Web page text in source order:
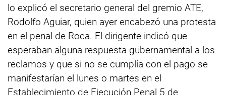
lo explicó el secretario general del gremio ATE,
Rodolfo Aguiar, quien ayer encabezó una protesta
en el penal de Roca. El dirigente indicó que
esperaban alguna respuesta gubernamental a los
reclamos y que si no se cumplía con el pago se
manifestarían el lunes o martes en el
Establecimiento de Ejecución Penal 5 de